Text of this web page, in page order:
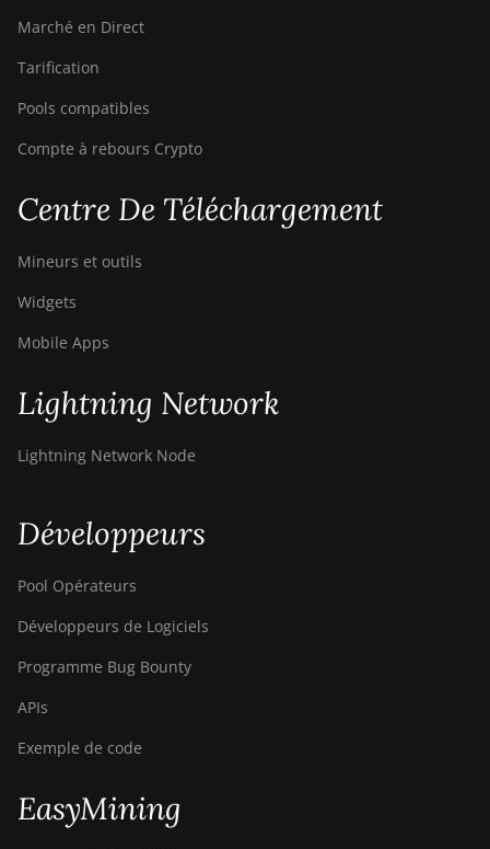
Marché en Direct
Tarification
Pools compatibles
Compte à rebours Crypto
Centre De Téléchargement
Mineurs et outils
Widgets
Mobile Apps
Lightning Network
Lightning Network Node
Développeurs
Pool Opérateurs
Développeurs de Logiciels
Programme Bug Bounty
APIs
Exemple de code
EasyMining